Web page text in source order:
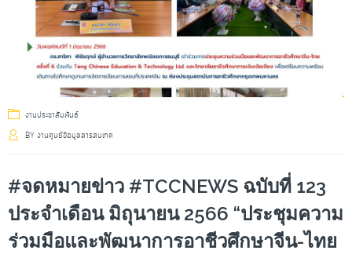
งานประชาสัมพันธ์
BY งานศูนย์ข้อมูลสารสนเทศ
#จดหมายข่าว #TCCNEWS ฉบับที่ 123
ประจำเดือน มิถุนายน 2566 “ประชุมความ
ร่วมมือและพัฒนาการอาชีวศึกษาจีน-ไทย